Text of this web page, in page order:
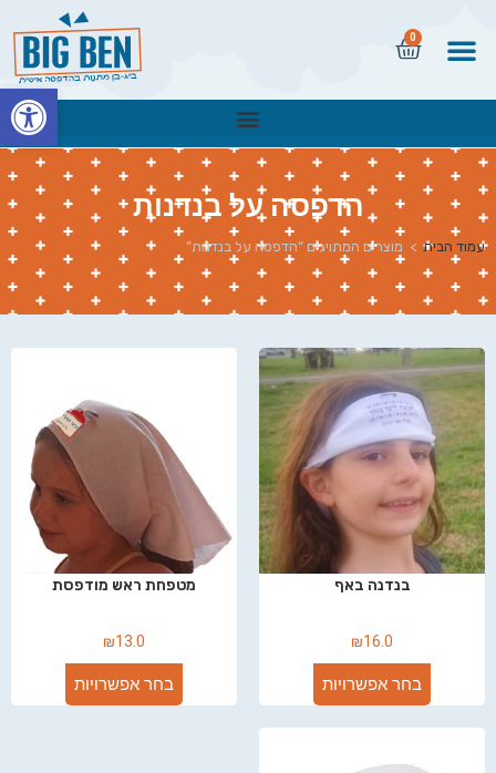
0
הדפסה על בנדנות
עמוד הבית > מוצרים המתויגים “הדפסה על בנדנות”
בנדנה באף
₪16.0
בחר אפשרויות
מטפחת ראש מודפסת
₪13.0
בחר אפשרויות